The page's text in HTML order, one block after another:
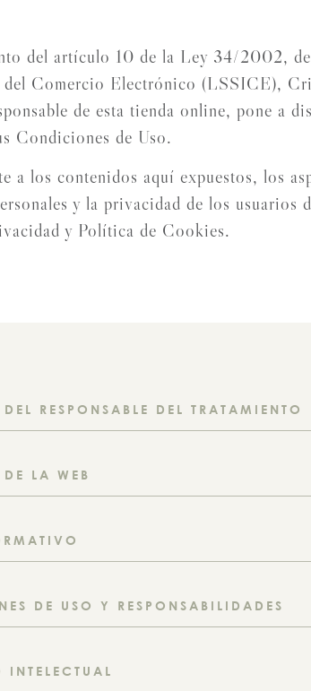
del artículo 10 de la Ley 34/2002,
Comercio Electrónico (LSSICE),
de esta tienda online, pone a
Condiciones de Uso.
a los contenidos aquí expuestos, los
y la privacidad de los usuarios
y Política de Cookies.
RESPONSABLE DEL TRATAMIENTO
LA WEB
DE USO Y RESPONSABILIDADES
INTELECTUAL